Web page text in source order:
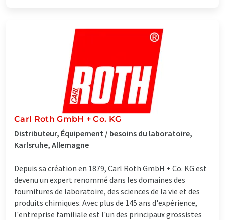
Carl Roth GmbH + Co. KG
Distributeur, Équipement / besoins du laboratoire,
Karlsruhe, Allemagne
Depuis sa création en 1879, Carl Roth GmbH + Co. KG est
devenu un expert renommé dans les domaines des
fournitures de laboratoire, des sciences de la vie et des
produits chimiques. Avec plus de 145 ans d'expérience,
l'entreprise familiale est l'un des principaux grossistes